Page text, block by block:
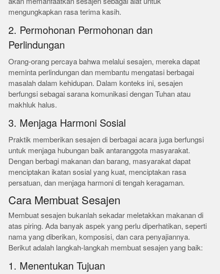
mengungkapkan rasa terima kasih.
2. Permohonan Permohonan dan
Perlindungan
Orang-orang percaya bahwa melalui sesajen, mereka dapat
meminta perlindungan dan membantu mengatasi berbagai
masalah dalam kehidupan. Dalam konteks ini, sesajen
berfungsi sebagai sarana komunikasi dengan Tuhan atau
makhluk halus.
3. Menjaga Harmoni Sosial
Praktik memberikan sesajen di berbagai acara juga berfungsi
untuk menjaga hubungan baik antaranggota masyarakat.
Dengan berbagi makanan dan barang, masyarakat dapat
menciptakan ikatan sosial yang kuat, menciptakan rasa
persatuan, dan menjaga harmoni di tengah keragaman.
Cara Membuat Sesajen
Membuat sesajen bukanlah sekadar meletakkan makanan di
atas piring. Ada banyak aspek yang perlu diperhatikan, seperti
nama yang diberikan, komposisi, dan cara penyajiannya.
Berikut adalah langkah-langkah membuat sesajen yang baik:
1. Menentukan Tujuan